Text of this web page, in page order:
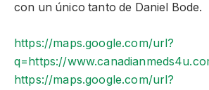
con un único tanto de Daniel Bode.
https://maps.google.com/url?
q=https://
https://maps.google.com/url?